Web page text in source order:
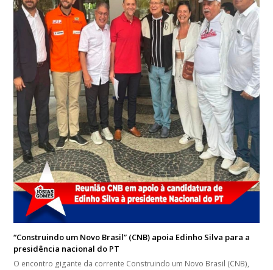
“Construindo um Novo Brasil” (CNB) apoia Edinho Silva para a
presidência nacional do PT
O encontro gigante da corrente Construindo um Novo Brasil (CNB),